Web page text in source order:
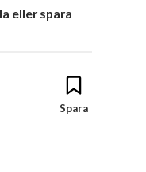
eller spara